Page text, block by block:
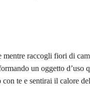
raccogli fiori di
un oggetto d’uso
con te e sentirai il calore